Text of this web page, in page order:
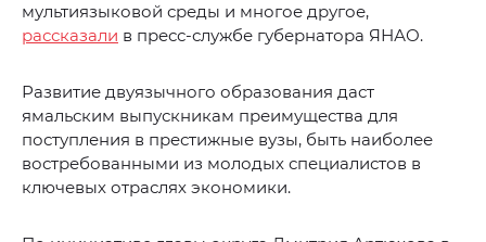
мультиязыковой среды и многое другое,
рассказали в пресс-службе губернатора ЯНАО.
Развитие двуязычного образования даст
ямальским выпускникам преимущества для
поступления в престижные вузы, быть наиболее
востребованными из молодых специалистов в
ключевых отраслях экономики.